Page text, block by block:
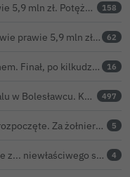
NFZ żąda od szpitala w Bolesławcu prawie 5,9 mln zł. Potężny cios po kontroli rozliczeń 158
NFZ nie uznał odwołania szpitala w sprawie prawie 5,9 mln zł. Barczyk: rozważamy sąd 62
Policyjny pościg za czarnym Volkswagenem. Finał, po kilkudziesięciu kilometrach, w rowie. Wideo 16
Spółka ludzi ze szpitala zarabia na szpitalu w Bolesławcu. Kwoty pozostają tajne 497
Święto 10 Brygady Kawalerii Pancernej rozpoczęte. Za żołnierzami pierwszy dzień uroczystości 5
Chciała pomóc koleżance. Ukradła tablice z... niewłaściwego samochodu 4